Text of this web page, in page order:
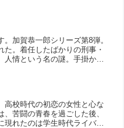
加賀恭一郎シリーズ第8弾。
。着任したばかりの刑事・
情という名の謎。手掛かり
高校時代の初恋の女性と心な
苦闘の青春を過ごした後、
れたのは学生時代ライバル